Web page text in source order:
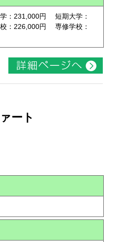
：231,000円 短期大学：
：226,000円 専修学校：
ァート